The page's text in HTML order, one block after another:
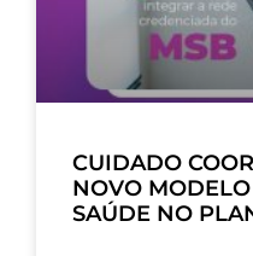
CUIDADO
NOVO
SAÚDE NO